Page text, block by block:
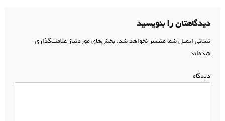
دیدگاهتان را بنویسید
نشانی ایمیل شما منتشر نخواهد شد.بخش‌های موردنیاز علامت‌گذاری
شده‌اند
دیدگاه